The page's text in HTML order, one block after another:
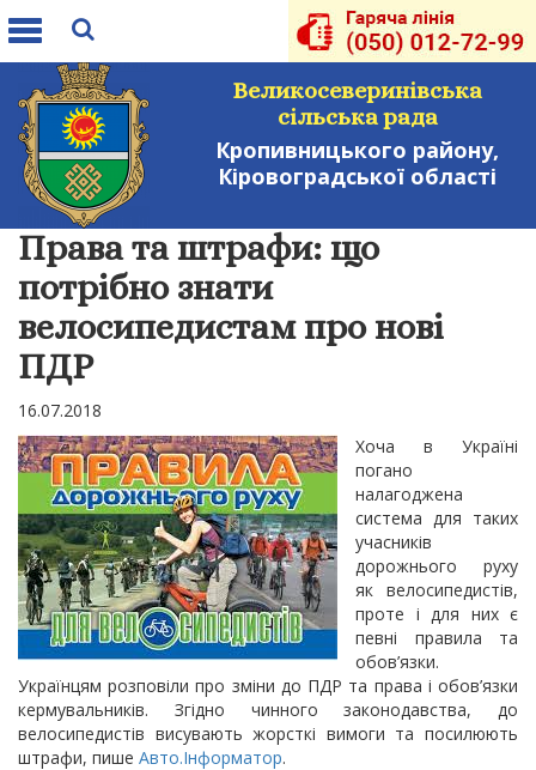
Toggle
Великосеверинівська
сільська рада
Кропивницького району,
Кіровоградської області
Права та штрафи: що
потрібно знати
велосипедистам про нові
ПДР
16.07.2018
Хоча в Україні
погано
налагоджена
система для таких
учасників
дорожнього руху
як велосипедистів,
проте і для них є
певні правила та
обов’язки.
Українцям розповіли про зміни до ПДР та права і обов’язки
кермувальників. Згідно чинного законодавства, до
велосипедистів висувають жорсткі вимоги та посилюють
штрафи, пише Авто.Інформатор.